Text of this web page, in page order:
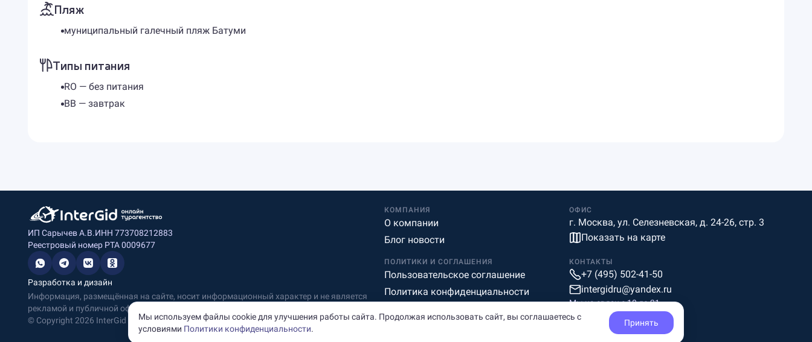
Пляж
муниципальный галечный пляж Батуми
Типы питания
RO — без питания
BB — завтрак
ИП Сарычев А.В.ИНН 773708212883
Реестровый номер РТА 0009677
Разработка и дизайн
Информация, размещённая на сайте, носит информационный характер и не является
рекламой и публичной офертой.
© Copyright 2026 InterGid Все права защищены.
КОМПАНИЯ
О компании
Блог новости
ОФИС
г. Москва, ул. Селезневская, д. 24-26, стр. 3
Показать на карте
ПОЛИТИКИ И СОГЛАШЕНИЯ
Пользовательское соглашение
Политика конфиденциальности
КОНТАКТЫ
+7 (495) 502-41-50
intergidru@yandex.ru
Мы на связи c 10 до 21
Мы используем файлы cookie для улучшения работы сайта. Продолжая использовать сайт, вы соглашаетесь с
условиями Политики конфиденциальности.
Принять